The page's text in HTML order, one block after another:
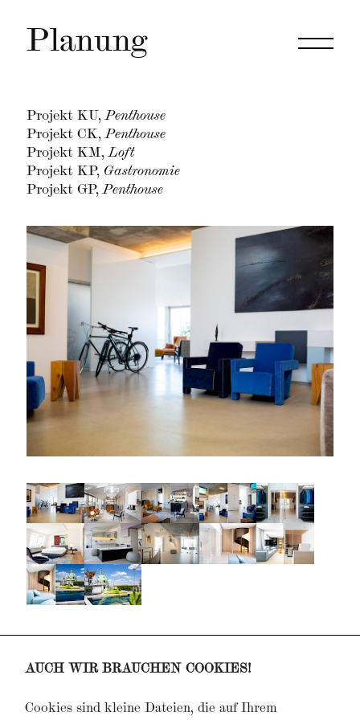
Planung
Projekt KU,Penthouse
Projekt CK,Penthouse
Projekt KM,Loft
Projekt KP, Gastronomie
Projekt GP,Penthouse
Projekt JH,Penthouse
Projekt MS,Villa
AUCH WIR BRAUCHEN COOKIES!
Cookies sind kleine Dateien, die auf Ihrem